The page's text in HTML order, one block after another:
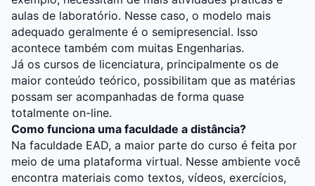
aulas de laboratório. Nesse caso, o modelo mais
adequado geralmente é o semipresencial. Isso
acontece também com muitas Engenharias.
Já os cursos de licenciatura, principalmente os de
maior conteúdo teórico, possibilitam que as matérias
possam ser acompanhadas de forma quase
totalmente on-line.
Como funciona uma faculdade a distância?
Na faculdade EAD, a maior parte do curso é feita por
meio de uma plataforma virtual. Nesse ambiente você
encontra materiais como textos, vídeos, exercícios,